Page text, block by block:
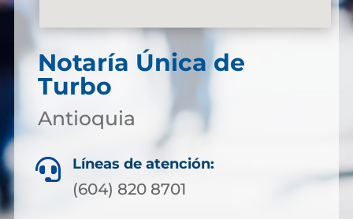
Notaría Única de
Turbo
Antioquia
 Líneas de atención:
(604) 820 8701